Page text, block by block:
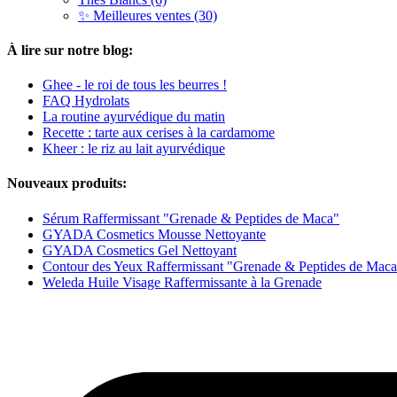
✨ Meilleures ventes (30)
À lire sur notre blog:
Ghee - le roi de tous les beurres !
FAQ Hydrolats
La routine ayurvédique du matin
Recette : tarte aux cerises à la cardamome
Kheer : le riz au lait ayurvédique
Nouveaux produits:
Sérum Raffermissant "Grenade & Peptides de Maca"
GYADA Cosmetics Mousse Nettoyante
GYADA Cosmetics Gel Nettoyant
Contour des Yeux Raffermissant "Grenade & Peptides de
Weleda Huile Visage Raffermissante à la Grenade